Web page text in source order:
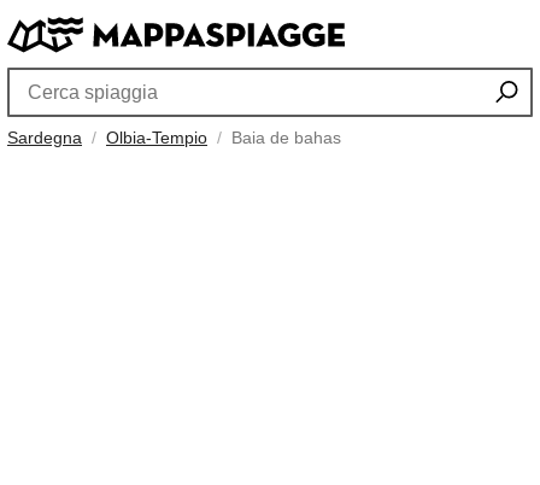
Sardegna Olbia-Tempio Baia de bahas